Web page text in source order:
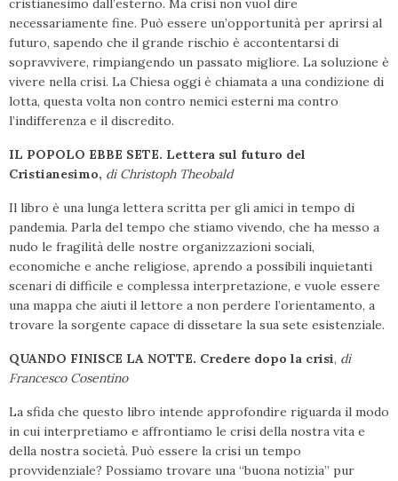
cristianesimo dall’esterno. Ma crisi non vuol dire
necessariamente fine. Può essere un’opportunità per aprirsi al
futuro, sapendo che il grande rischio è accontentarsi di
sopravvivere, rimpiangendo un passato migliore. La soluzione è
vivere nella crisi. La Chiesa oggi è chiamata a una condizione di
lotta, questa volta non contro nemici esterni ma contro
l’indifferenza e il discredito.
IL POPOLO EBBE SETE. Lettera sul futuro del
Cristianesimo, di Christoph Theobald
Il libro è una lunga lettera scritta per gli amici in tempo di
pandemia. Parla del tempo che stiamo vivendo, che ha messo a
nudo le fragilità delle nostre organizzazioni sociali,
economiche e anche religiose, aprendo a possibili inquietanti
scenari di difficile e complessa interpretazione, e vuole essere
una mappa che aiuti il lettore a non perdere l’orientamento, a
trovare la sorgente capace di dissetare la sua sete esistenziale.
QUANDO FINISCE LA NOTTE. Credere dopo la crisi, di
Francesco Cosentino
La sfida che questo libro intende approfondire riguarda il modo
in cui interpretiamo e affrontiamo le crisi della nostra vita e
della nostra società. Può essere la crisi un tempo
provvidenziale? Possiamo trovare una “buona notizia” pur